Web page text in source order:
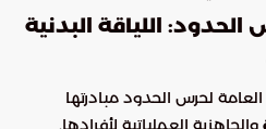
الحدود: اللياقة البدنية
لحرس الحدود مبادرتها